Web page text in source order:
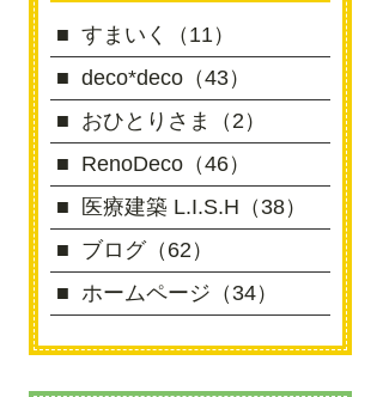
すまいく（11）
deco*deco（43）
おひとりさま（2）
RenoDeco（46）
医療建築 L.I.S.H（38）
ブログ（62）
ホームページ（34）